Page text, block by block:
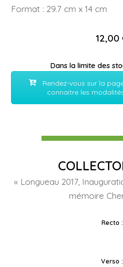
Format : 29.7 cm x 14 cm
12,00
Dans la limite des
Rendez-vous sur la
connaitre les
« Longueau 2017,
mémoire
Recto :
Verso :